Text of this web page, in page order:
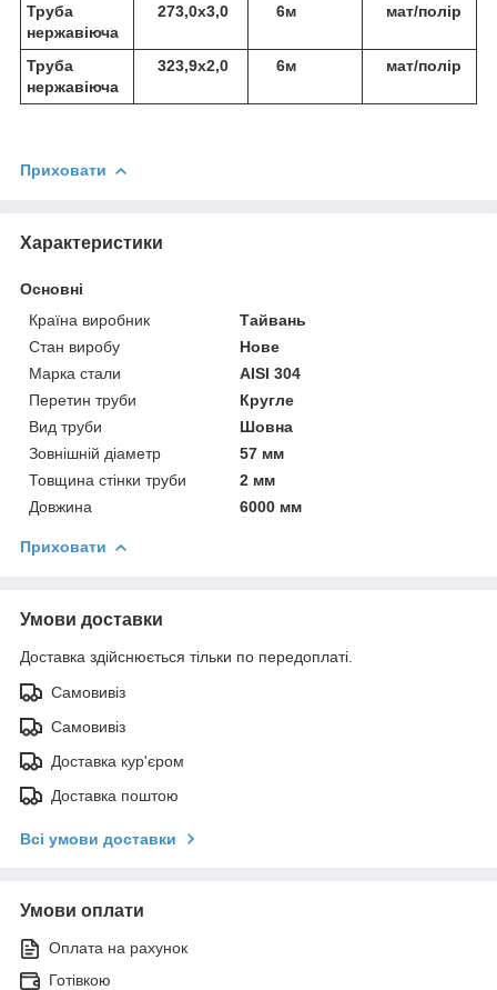
Труба
нержавіюча
273,0х3,0 6м мат/полір
Труба
нержавіюча
323,9х2,0 6м мат/полір
Приховати
Характеристики
Основні
Країна виробник
Тайвань
Стан виробу
Нове
Марка стали
AISI 304
Перетин труби
Кругле
Вид труби
Шовна
Зовнішній діаметр
57 мм
Товщина стінки труби
2 мм
Довжина
6000 мм
Приховати
Умови доставки
Доставка здійснюється тільки по передоплаті.
Самовивіз
Самовивіз
Доставка кур'єром
Доставка поштою
Всі умови доставки
Умови оплати
Оплата на рахунок
Готівкою